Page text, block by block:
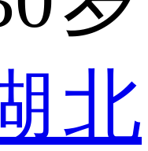
北